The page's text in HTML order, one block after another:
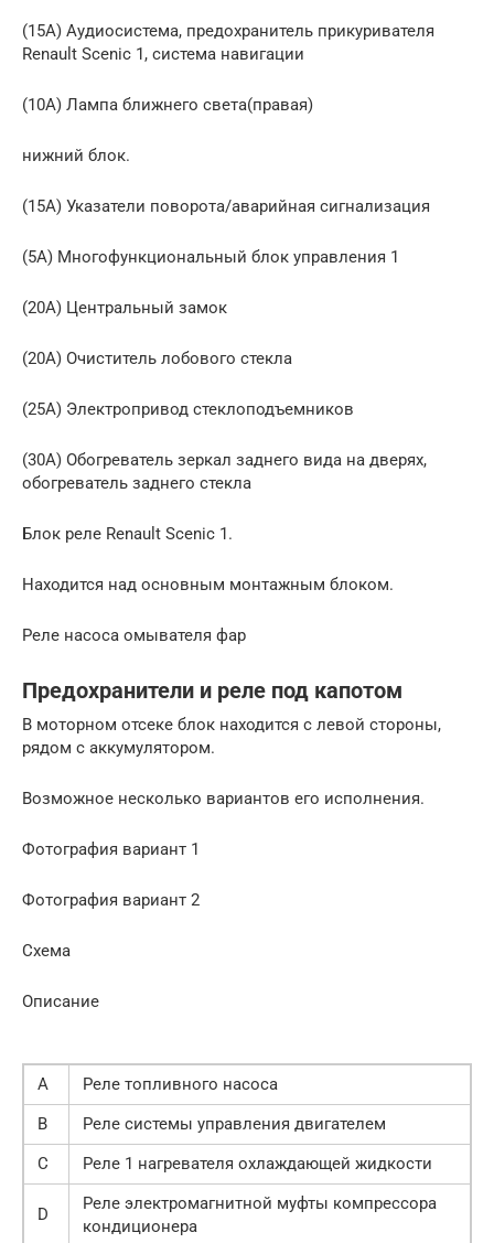
(15A) Аудиосистема, предохранитель прикуривателя
Renault Scenic 1, система навигации
(10A) Лампа ближнего света(правая)
нижний блок.
(15А) Указатели поворота/аварийная сигнализация
(5А) Многофункциональный блок управления 1
(20А) Центральный замок
(20А) Очиститель лобового стекла
(25А) Электропривод стеклоподъемников
(30А) Обогреватель зеркал заднего вида на дверях,
обогреватель заднего стекла
Блок реле Renault Scenic 1.
Находится над основным монтажным блоком.
Реле насоса омывателя фар
Предохранители и реле под капотом
В моторном отсеке блок находится с левой стороны,
рядом с аккумулятором.
Возможное несколько вариантов его исполнения.
Фотография вариант 1
Фотография вариант 2
Схема
Описание
A
Реле топливного насоса
B
Реле системы управления двигателем
C
Реле 1 нагревателя охлаждающей жидкости
D
Реле электромагнитной муфты компрессора
кондиционера